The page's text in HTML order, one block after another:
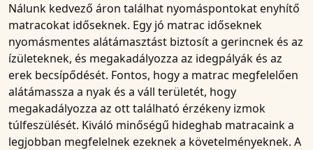
Nálunk kedvező áron találhat nyomáspontokat enyhítő
matracokat időseknek. Egy jó matrac időseknek
nyomásmentes alátámasztást biztosít a gerincnek és az
ízületeknek, és megakadályozza az idegpályák és az
erek becsípődését. Fontos, hogy a matrac megfelelően
alátámassza a nyak és a váll területét, hogy
megakadályozza az ott található érzékeny izmok
túlfeszülését. Kiváló minőségű hideghab matracainka
legjobban megfelelnek ezeknek a követelményeknek. A